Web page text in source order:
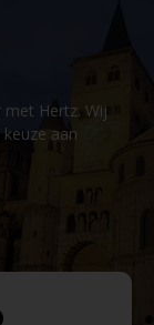
Hertz. Wij
aan